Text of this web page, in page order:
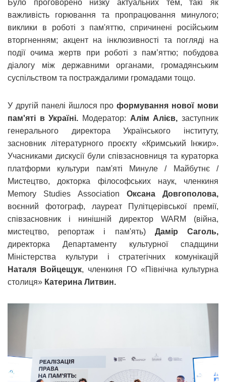
Було проговорено низку актуальних тем, такі як
важливість горювання та пропрацювання минулого;
виклики в роботі з пам'яттю, спричинені російським
вторгненням; акцент на інклюзивності та погляді на
події очима жертв при роботі з пам’яттю; побудова
діалогу між державними органами, громадянським
суспільством та постраждалими громадами тощо.
У другій панелі йшлося проформування нової мови
пам'яті в Україні. Модератор: Алім Алієв, заступник
генерального директора Українського інституту,
засновник літературного проєкту «Кримський Інжир».
Учасниками дискусії були співзасновниця та кураторка
платформи культури пам'яті Минуле / Майбутнє /
Мистецтво, докторка філософських наук, членкиня
Memory Studies Association Оксана Довгополова,
воєнний фотограф, лауреат Пулітцерівської премії,
співзасновник і нинішній директор WARM (війна,
мистецтво, репортаж і пам'ять) Дамір Саголь,
директорка Департаменту культурної спадщини
Міністерства культури і стратегічних комунікацій
Наталя Войцещук, членкиня ГО «Північна культурна
столиця» Катерина Литвин.